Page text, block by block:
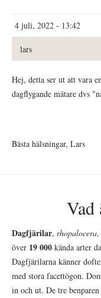
4 juli, 2022 - 13:42
lars
Hej, detta ser ut att vara
dagflygande mätare dvs
Bästa hälsningar, Lars
Vad
Dagfjärilar, rhopalocera,
över 19 000 kända arter
Dagfjärilarna känner
med stora facettögon.
in och ut. De tre